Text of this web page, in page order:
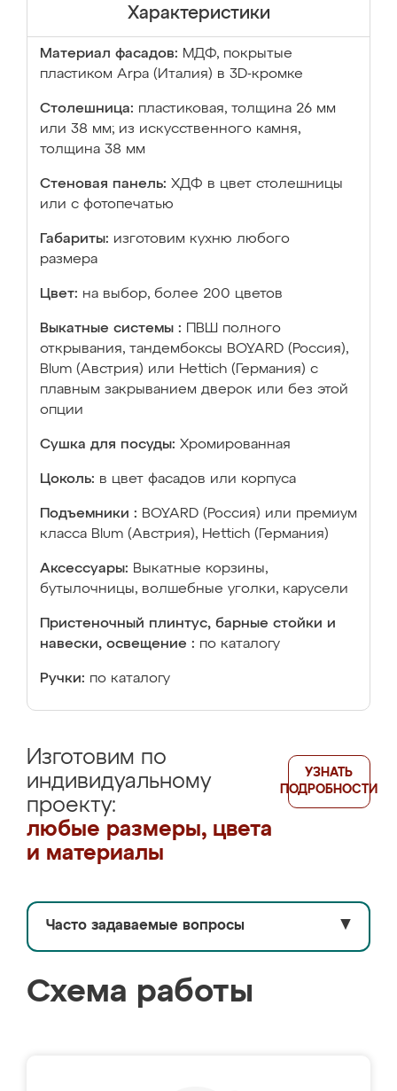
Характеристики
Материал фасадов: МДФ, покрытые
пластиком Arpa (Италия) в 3D-кромке
Столешница: пластиковая, толщина 26 мм
или 38 мм; из искусственного камня,
толщина 38 мм
Стеновая панель: ХДФ в цвет столешницы
или с фотопечатью
Габариты: изготовим кухню любого
размера
Цвет: на выбор, более 200 цветов
Выкатные системы :
ПВШ полного
открывания, тандембоксы BOYARD (Россия),
Blum (Австрия) или Hettich (Германия) с
плавным закрыванием дверок или без этой
опции
Сушка для посуды: Хромированная
Цоколь: в цвет фасадов или корпуса
Подъемники : BOYARD (Россия) или премиум
класса Blum (Австрия), Hettich (Германия)
Аксессуары: Выкатные корзины,
бутылочницы, волшебные уголки, карусели
Пристеночный плинтус, барные стойки и
навески, освещение : по каталогу
Ручки: по каталогу
Изготовим по
индивидуальному
проекту:
любые размеры, цвета
и материалы
УЗНАТЬ
ПОДРОБНОСТИ
Часто задаваемые вопросы ▼
Схема работы